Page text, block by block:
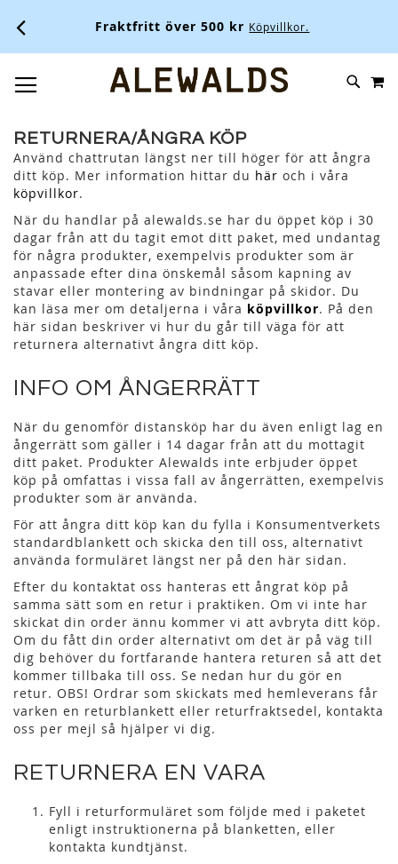
Fraktfritt över 500 kr Köpvillkor.
SKIP
RETURNERA/ÅNGRA KÖP
Använd chattrutan längst ner till höger för att ångra
ditt köp. Mer information hittar du här och i våra
köpvillkor.
När du handlar på alewalds.se har du öppet köp i 30
dagar från att du tagit emot ditt paket, med undantag
för några produkter, exempelvis produkter som är
anpassade efter dina önskemål såsom kapning av
stavar eller montering av bindningar på skidor. Du
kan läsa mer om detaljerna i våra köpvillkor. På den
här sidan beskriver vi hur du går till väga för att
returnera alternativt ångra ditt köp.
INFO OM ÅNGERRÄTT
När du genomför distansköp har du även enligt lag en
ångerrätt som gäller i 14 dagar från att du mottagit
ditt paket. Produkter Alewalds inte erbjuder öppet
köp på omfattas i vissa fall av ångerrätten, exempelvis
produkter som är använda.
För att ångra ditt köp kan du fylla i Konsumentverkets
standardblankett och skicka den till oss, alternativt
använda formuläret längst ner på den här sidan.
Efter du kontaktat oss hanteras ett ångrat köp på
samma sätt som en retur i praktiken. Om vi inte har
skickat din order ännu kommer vi att avbryta ditt köp.
Om du fått din order alternativt om det är på väg till
dig behöver du fortfarande hantera returen så att det
kommer tillbaka till oss. Se nedan hur du gör en
retur. OBS! Ordrar som skickats med hemleverans får
varken en returblankett eller returfraktsedel, kontakta
oss per mejl så hjälper vi dig.
RETURNERA EN VARA
Fyll i returformuläret som följde med i paketet
enligt instruktionerna på blanketten, eller
kontakta kundtjänst.